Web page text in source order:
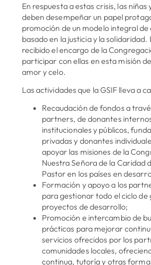
En respuesta a estas crisis, las niñas
deben desempeñar un papel
promoción de un modelo integral de
basado en la justicia y la solidaridad.
recibido el encargo de la
participar con ellas en esta misión
amor y celo.
Las actividades que la GSIF lleva a
Recaudación de fondos a
partners, de donantes
institucionales y públicos,
privadas y donantes
apoyar las misiones de la
Nuestra Señora de la Caridad
Pastor en los países en
Formación y apoyo a los
para gestionar todo el ciclo de
proyectos de desarrollo;
Promoción e intercambio de
prácticas para mejorar
servicios ofrecidos por los
comunidades locales,
continua, tutoría y otras